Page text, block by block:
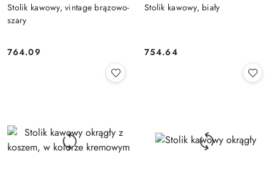
Stolik kawowy, vintage brązowo-
szary
Cena:
764.09
Stolik kawowy, biały
Cena:
754.64